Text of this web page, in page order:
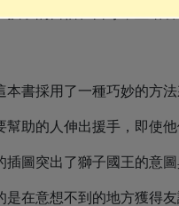
子的自信、自尊，並培養
本書採用了一種巧妙的
幫助的人伸出援手，即使
插圖突出了獅子國王的
是在意想不到的地方獲